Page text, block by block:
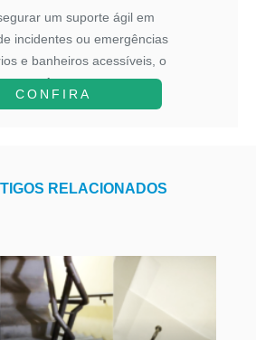
um suporte ágil em
incidentes ou emergências
e banheiros acessíveis, o
A...
CONFIRA
RELACIONADOS